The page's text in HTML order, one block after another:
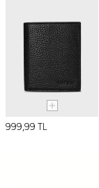
999,99 TL